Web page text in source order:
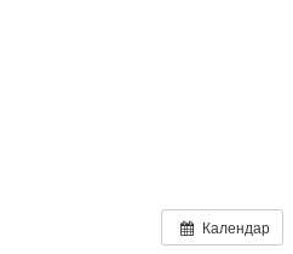
Календар